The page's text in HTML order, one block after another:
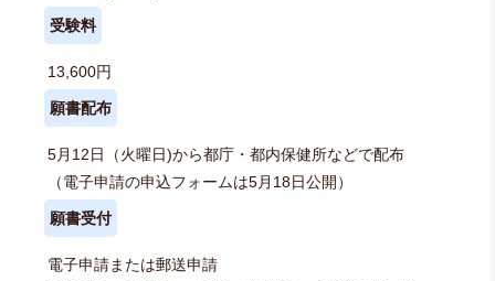
受験料
13,600円
願書配布
5月12日（火曜日)から都庁・都内保健所などで配布
（電子申請の申込フォームは5月18日公開）
願書受付
電子申請または郵送申請